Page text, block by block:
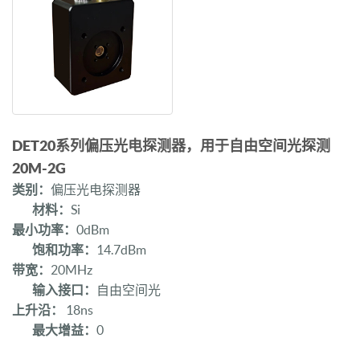
DET20系列偏压光电探测器，用于自由空间光探测
20M-2G
类别： 偏压光电探测器
材料： Si
最小功率： 0dBm
饱和功率： 14.7dBm
带宽： 20MHz
输入接口：
自由空间光
上升沿：
18ns
最大增益： 0